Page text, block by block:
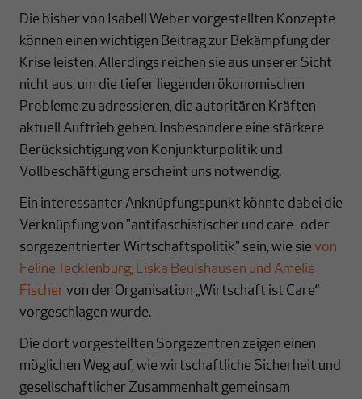
Die bisher von Isabell Weber vorgestellten Konzepte
können einen wichtigen Beitrag zur Bekämpfung der
Krise leisten. Allerdings reichen sie aus unserer Sicht
nicht aus, um die tiefer liegenden ökonomischen
Probleme zu adressieren, die autoritären Kräften
aktuell Auftrieb geben. Insbesondere eine stärkere
Berücksichtigung von Konjunkturpolitik und
Vollbeschäftigung erscheint uns notwendig.
Ein interessanter Anknüpfungspunkt könnte dabei die
Verknüpfung von "antifaschistischer und care- oder
sorgezentrierter Wirtschaftspolitik" sein, wie sie von
Feline Tecklenburg, Liska Beulshausen und Amelie
Fischer von der Organisation „Wirtschaft ist Care“
vorgeschlagen wurde.
Die dort vorgestellten Sorgezentren zeigen einen
möglichen Weg auf, wie wirtschaftliche Sicherheit und
gesellschaftlicher Zusammenhalt gemeinsam